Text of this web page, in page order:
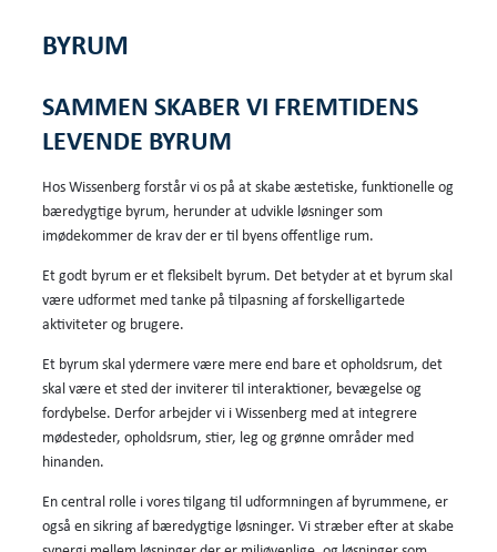
BYRUM
SAMMEN SKABER VI FREMTIDENS
LEVENDE BYRUM
Hos Wissenberg forstår vi os på at skabe æstetiske, funktionelle og
bæredygtige byrum, herunder at udvikle løsninger som
imødekommer de krav der er til byens offentlige rum.
Et godt byrum er et fleksibelt byrum. Det betyder at et byrum skal
være udformet med tanke på tilpasning af forskelligartede
aktiviteter og brugere.
Et byrum skal ydermere være mere end bare et opholdsrum, det
skal være et sted der inviterer til interaktioner, bevægelse og
fordybelse. Derfor arbejder vi i Wissenberg med at integrere
mødesteder, opholdsrum, stier, leg og grønne områder med
hinanden.
En central rolle i vores tilgang til udformningen af byrummene, er
også en sikring af bæredygtige løsninger. Vi stræber efter at skabe